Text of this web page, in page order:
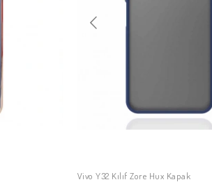
SEPETE EKLE
Vivo Y32 Kılıf Zore Hux Kapak